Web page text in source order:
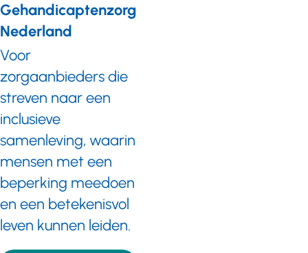
Gehandicaptenzorg
Nederland
Voor
zorgaanbieders die
streven naar een
inclusieve
samenleving, waarin
mensen met een
beperking meedoen
en een betekenisvol
leven kunnen leiden.